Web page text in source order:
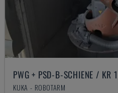
PWG + PSD-B-SCHIENE / KR
KUKA - ROBOTARM